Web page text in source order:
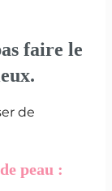
faire le
de
peau :